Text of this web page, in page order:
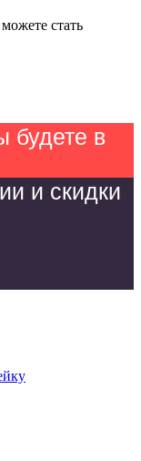
стать
будете в
и скидки